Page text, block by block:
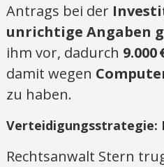
Antrags bei der
unrichtige Angaben
ihm vor, dadurch
damit wegen
zu haben.
Verteidigungsstrategie:
Rechtsanwalt Stern